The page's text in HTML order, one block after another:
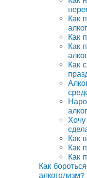
Как
Как
Как
Как
Хочу
Как
Как
Как
Как
алкоголизм?